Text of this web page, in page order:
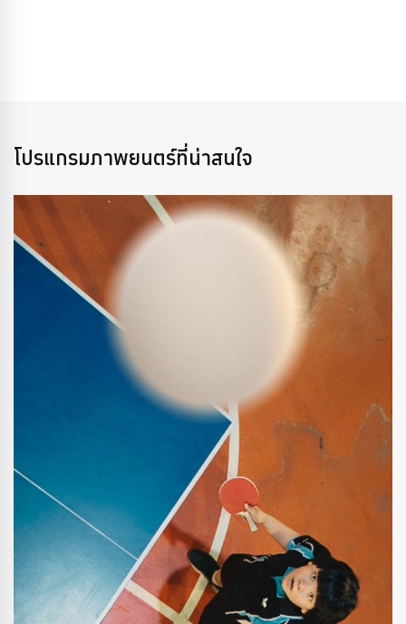
โปรแกรมภาพยนตร์ที่น่าสนใจ